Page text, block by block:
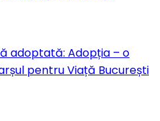
adoptată: Adopția – o
pentru Viață București